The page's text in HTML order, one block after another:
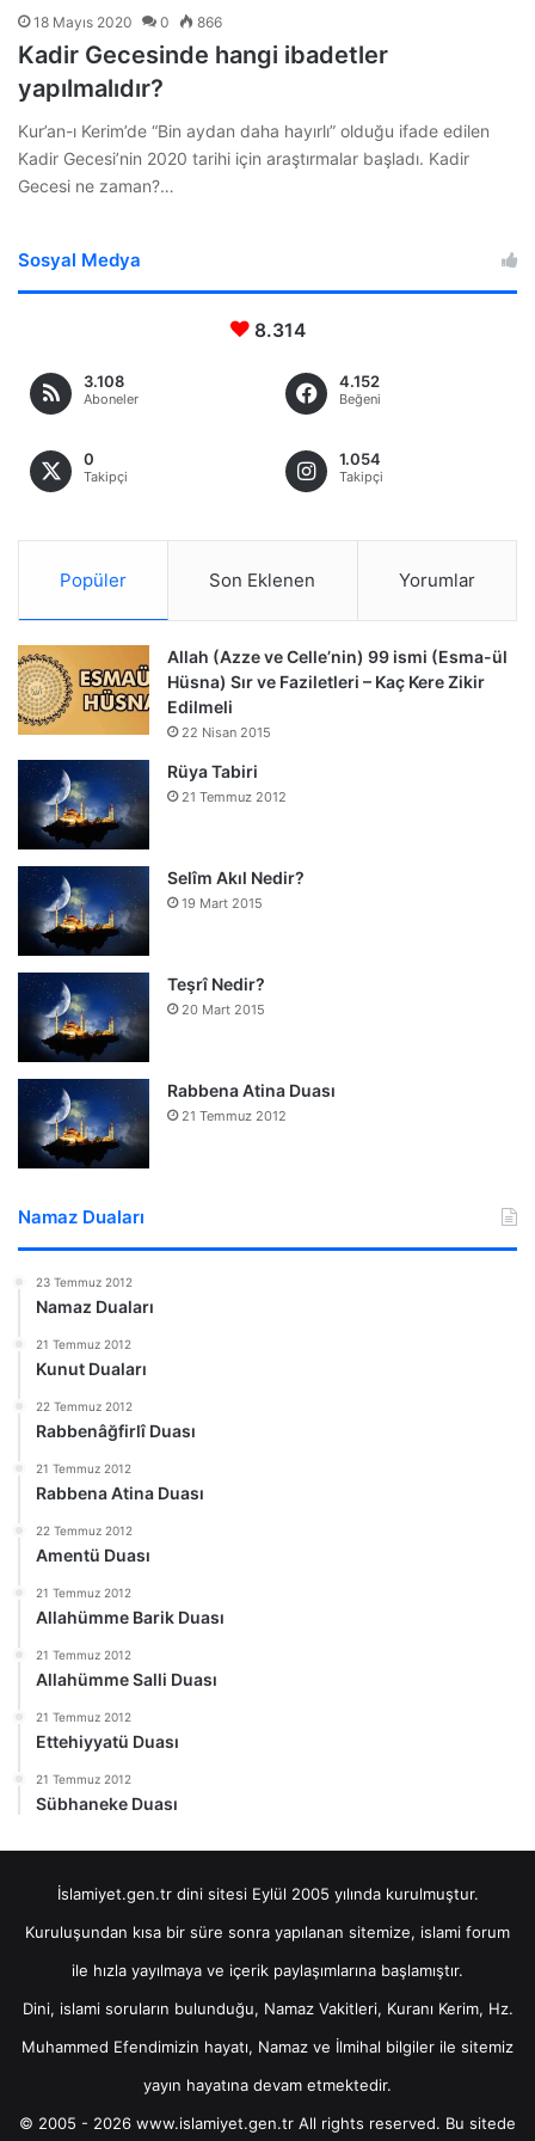
18 Mayıs 2020 0 866
Kadir Gecesinde hangi ibadetler
yapılmalıdır?
Kur’an-ı Kerim’de “Bin aydan daha hayırlı” olduğu ifade edilen
Kadir Gecesi’nin 2020 tarihi için araştırmalar başladı. Kadir
Gecesi ne zaman?…
Sosyal Medya
8.314
3.108
Aboneler
4.152
Beğeni
0
Takipçi
1.054
Takipçi
Popüler Son Eklenen Yorumlar
Allah (Azze ve Celle’nin) 99 ismi (Esma-ül
Hüsna) Sır ve Faziletleri – Kaç Kere Zikir
Edilmeli
22 Nisan 2015
Rüya Tabiri
21 Temmuz 2012
Selîm Akıl Nedir?
19 Mart 2015
Teşrî Nedir?
20 Mart 2015
Rabbena Atina Duası
21 Temmuz 2012
Namaz Duaları
23 Temmuz 2012
Namaz Duaları
21 Temmuz 2012
Kunut Duaları
22 Temmuz 2012
Rabbenâğfirlî Duası
21 Temmuz 2012
Rabbena Atina Duası
22 Temmuz 2012
Amentü Duası
21 Temmuz 2012
Allahümme Barik Duası
21 Temmuz 2012
Allahümme Salli Duası
21 Temmuz 2012
Ettehiyyatü Duası
21 Temmuz 2012
Sübhaneke Duası
İslamiyet.gen.tr dini sitesi Eylül 2005 yılında kurulmuştur.
Kuruluşundan kısa bir süre sonra yapılanan sitemize, islami forum
ile hızla yayılmaya ve içerik paylaşımlarına başlamıştır.
Dini, islami soruların bulunduğu, Namaz Vakitleri, Kuranı Kerim, Hz.
Muhammed Efendimizin hayatı, Namaz ve İlmihal bilgiler ile sitemiz
yayın hayatına devam etmektedir.
© 2005 - 2026 www.islamiyet.gen.tr All rights reserved. Bu sitede